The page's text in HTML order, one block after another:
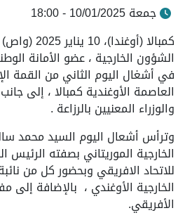
جمعة 10/01/2025 - 18:00
كمبالا
الشؤون الخارجية ، عضو الأمانة
في أشغال اليوم الثاني من القمة
العاصمة الأوغندية كمبالا ، إلى جانب
والوزراء المعنيين بالرزاعة .
وترأس أشعال اليوم السيد محمد
الخارجية الموريتاني بصفته الرئيس
للاتحاد الافريقي وبحضور كل من
الخارجية الأوغندي ، بالإضافة إلى
الأفريقي.